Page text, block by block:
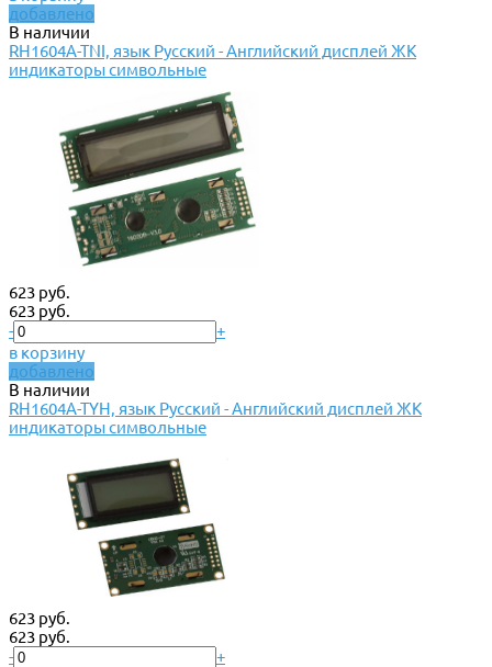
добавлено
В наличии
RH1604A-TNI, язык Русский - Английский дисплей ЖК
индикаторы символьные
623 руб.
623 руб.
-
+
в корзину
добавлено
В наличии
RH1604A-TYH, язык Русский - Английский дисплей ЖК
индикаторы символьные
623 руб.
623 руб.
-
+